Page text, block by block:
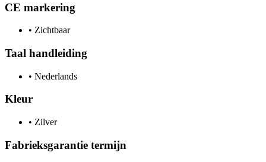
CE markering
• Zichtbaar
Taal handleiding
• Nederlands
Kleur
• Zilver
Fabrieksgarantie termijn